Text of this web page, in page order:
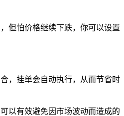
但怕价格继续下跌，你可以设置
，挂单会自动执行，从而节省时
以有效避免因市场波动而造成的